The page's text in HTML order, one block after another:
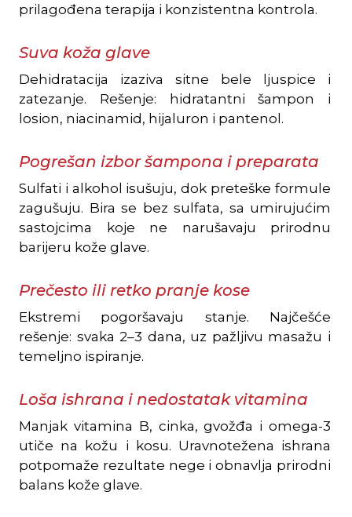
prilagođena terapija i konzistentna kontrola.
Suva koža glave
Dehidratacija izaziva sitne bele ljuspice i
zatezanje. Rešenje: hidratantni šampon i
losion, niacinamid, hijaluron i pantenol.
Pogrešan izbor šampona i preparata
Sulfati i alkohol isušuju, dok preteške formule
zagušuju. Bira se bez sulfata, sa umirujućim
sastojcima koje ne narušavaju prirodnu
barijeru kože glave.
Prečesto ili retko pranje kose
Ekstremi pogoršavaju stanje. Najčešće
rešenje: svaka 2–3 dana, uz pažljivu masažu i
temeljno ispiranje.
Loša ishrana i nedostatak vitamina
Manjak vitamina B, cinka, gvožđa i omega-3
utiče na kožu i kosu. Uravnotežena ishrana
potpomaže rezultate nege i obnavlja prirodni
balans kože glave.